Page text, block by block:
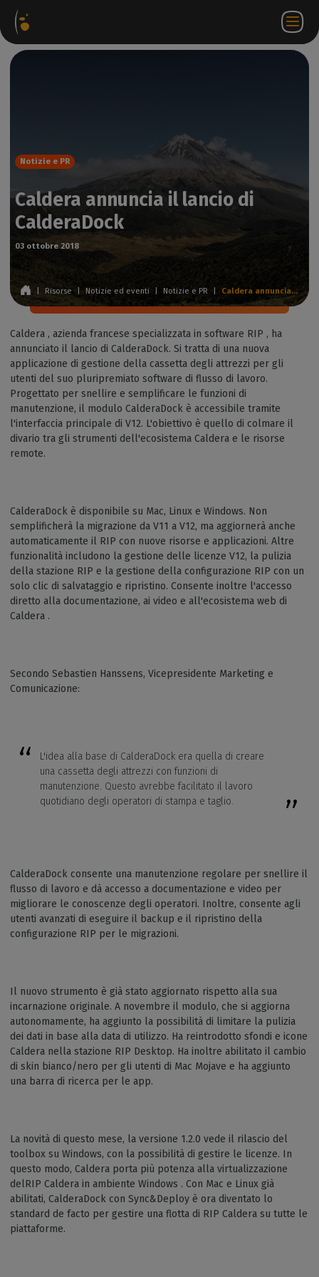
IT
Notizie e PR
Caldera annuncia il lancio di
CalderaDock
03 ottobre 2018
Risorse Notizie ed eventi Notizie e PR Caldera annuncia il lancio di CalderaDock
Caldera , azienda francese specializzata in software RIP , ha
annunciato il lancio di CalderaDock. Si tratta di una nuova
applicazione di gestione della cassetta degli attrezzi per gli
utenti del suo pluripremiato software di flusso di lavoro.
Progettato per snellire e semplificare le funzioni di
manutenzione, il modulo CalderaDock è accessibile tramite
l'interfaccia principale di V12. L'obiettivo è quello di colmare il
divario tra gli strumenti dell'ecosistema Caldera e le risorse
remote.
CalderaDock è disponibile su Mac, Linux e Windows. Non
semplificherà la migrazione da V11 a V12, ma aggiornerà anche
automaticamente il RIP con nuove risorse e applicazioni. Altre
funzionalità includono la gestione delle licenze V12, la pulizia
della stazione RIP e la gestione della configurazione RIP con un
solo clic di salvataggio e ripristino. Consente inoltre l'accesso
diretto alla documentazione, ai video e all'ecosistema web di
Caldera .
Secondo Sebastien Hanssens, Vicepresidente Marketing e
Comunicazione:
L'idea alla base di CalderaDock era quella di creare
una cassetta degli attrezzi con funzioni di
manutenzione. Questo avrebbe facilitato il lavoro
quotidiano degli operatori di stampa e taglio.
CalderaDock consente una manutenzione regolare per snellire il
flusso di lavoro e dà accesso a documentazione e video per
migliorare le conoscenze degli operatori. Inoltre, consente agli
utenti avanzati di eseguire il backup e il ripristino della
configurazione RIP per le migrazioni.
Il nuovo strumento è già stato aggiornato rispetto alla sua
incarnazione originale. A novembre il modulo, che si aggiorna
autonomamente, ha aggiunto la possibilità di limitare la pulizia
dei dati in base alla data di utilizzo. Ha reintrodotto sfondi e icone
Caldera nella stazione RIP Desktop. Ha inoltre abilitato il cambio
di skin bianco/nero per gli utenti di Mac Mojave e ha aggiunto
una barra di ricerca per le app.
La novità di questo mese, la versione 1.2.0 vede il rilascio del
toolbox su Windows, con la possibilità di gestire le licenze. In
questo modo, Caldera porta più potenza alla virtualizzazione
delRIP Caldera in ambiente Windows . Con Mac e Linux già
abilitati, CalderaDock con Sync&Deploy è ora diventato lo
standard de facto per gestire una flotta di RIP Caldera su tutte le
piattaforme.